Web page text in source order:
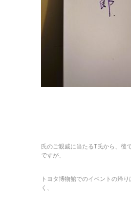
氏のご親戚に当たるT氏から、後
ですが、
トヨタ博物館でのイベントの帰
く、